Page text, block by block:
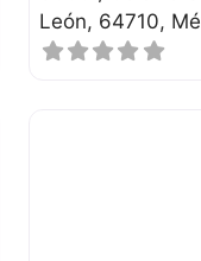
León 64710